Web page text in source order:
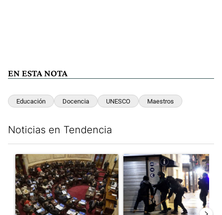
EN ESTA NOTA
Educación Docencia UNESCO Maestros
Noticias en Tendencia
Un artículo de tendencia con el título "El Senado dio media
Un artículo de tendencia con